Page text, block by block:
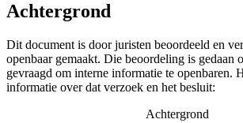
Achtergrond
Dit document is door juristen beoordeeld en
openbaar gemaakt. Die beoordeling is gedaan
gevraagd om interne informatie te openbaren.
informatie over dat verzoek en het besluit:
Achtergrond